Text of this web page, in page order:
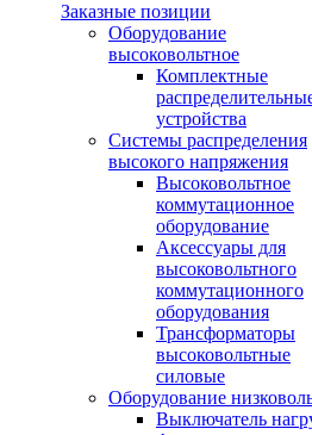
Заказные позиции
Оборудование
высоковольтное
Комплектные
устройства
Системы распределения
высокого напряжения
Высоковольтное
коммутационное
оборудование
Аксессуары для
высоковольтного
коммутационного
оборудования
Трансформаторы
высоковольтные
силовые
Оборудование
Выключатель